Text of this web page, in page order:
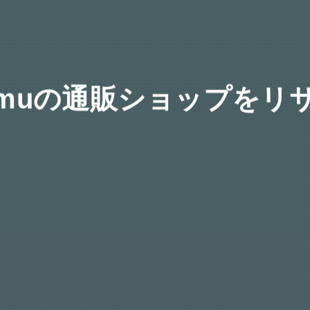
の通販ショップをリ